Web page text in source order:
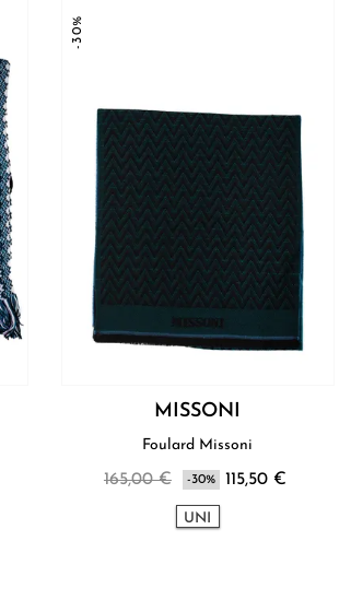
-30%
MISSONI
Foulard Missoni
165,00 € -30% 115,50 €
UNI